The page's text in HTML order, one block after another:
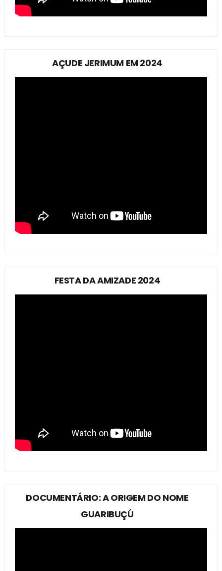
AÇUDE JERIMUM EM 2024
FESTA DA AMIZADE 2024
DOCUMENTÁRIO: A ORIGEM DO NOME
GUARIBUÇÚ